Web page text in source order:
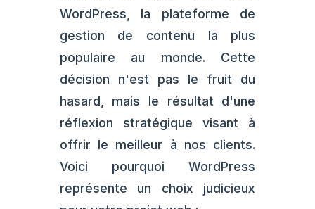
WordPress, la plateforme de
gestion de contenu la plus
populaire au monde. Cette
décision n'est pas le fruit du
hasard, mais le résultat d'une
réflexion stratégique visant à
offrir le meilleur à nos clients.
Voici pourquoi WordPress
représente un choix judicieux